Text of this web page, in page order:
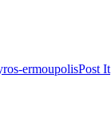
Post It